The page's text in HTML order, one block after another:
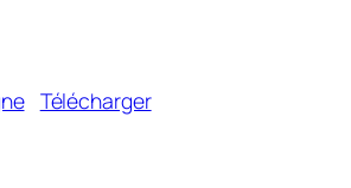
Télécharger